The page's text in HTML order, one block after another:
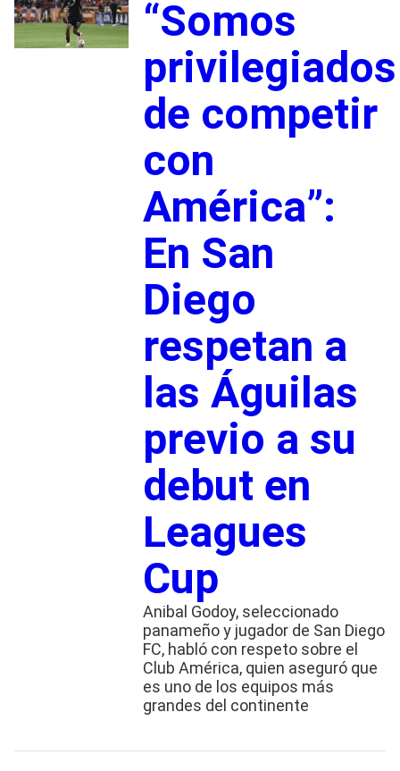
“Somos
privilegiados
de competir
con
América”:
En San
Diego
respetan a
las Águilas
previo a su
debut en
Leagues
Cup
Anibal Godoy, seleccionado
panameño y jugador de San Diego
FC, habló con respeto sobre el
Club América, quien aseguró que
es uno de los equipos más
grandes del continente